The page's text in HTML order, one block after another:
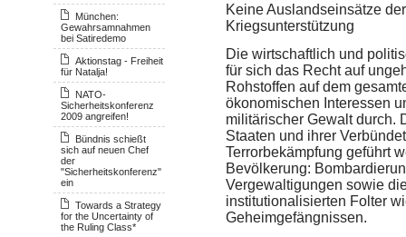
München:
Gewahrsamnahmen
bei Satiredemo
Aktionstag - Freiheit
für Natalja!
NATO-
Sicherheitskonferenz
2009 angreifen!
Bündnis schießt
sich auf neuen Chef
der
"Sicherheitskonferenz"
ein
Towards a Strategy
for the Uncertainty of
the Ruling Class*
Keine Auslandseinsätze
Kriegsunterstützung
Die wirtschaftlich und
für sich das Recht auf
Rohstoffen auf dem
ökonomischen Interessen
militärischer Gewalt durch.
Staaten und ihrer
Terrorbekämpfung geführt
Bevölkerung:
Vergewaltigungen sowie
institutionalisierten Folter
Geheimgefängnissen.